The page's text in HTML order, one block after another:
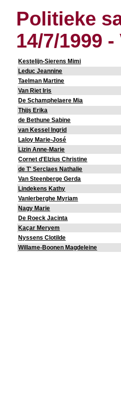
Politieke
14/7/1999
Kestelijn-Sierens Mimi
Leduc Jeannine
Taelman Martine
Van Riet Iris
De Schamphelaere Mia
Thijs Erika
de Bethune Sabine
van Kessel Ingrid
Laloy Marie-José
Lizin Anne-Marie
Cornet d'Elzius Christine
de T' Serclaes Nathalie
Van Steenberge Gerda
Lindekens Kathy
Vanlerberghe Myriam
Nagy Marie
De Roeck Jacinta
Kaçar Meryem
Nyssens Clotilde
Willame-Boonen Magdeleine